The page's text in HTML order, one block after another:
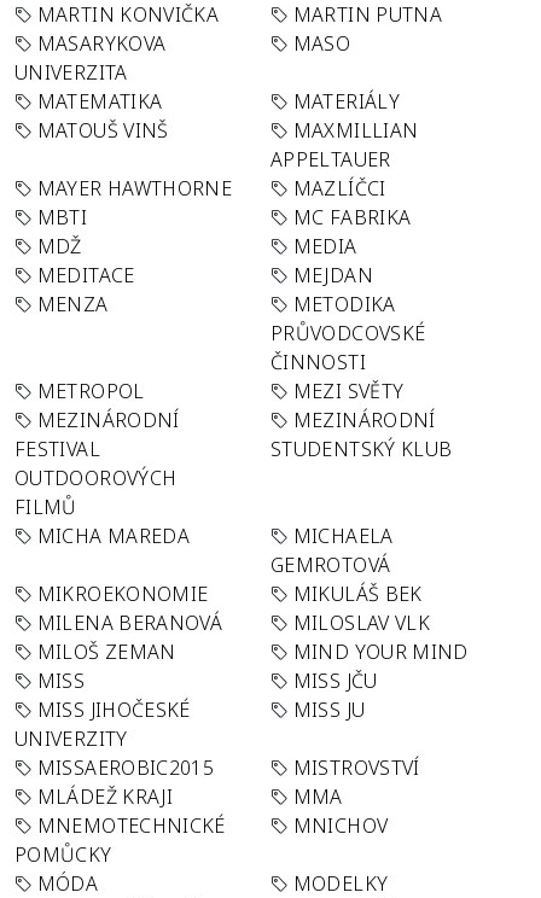
MARTIN KONVIČKA
MARTIN PUTNA
MASARYKOVA
UNIVERZITA
MASO
MATEMATIKA
MATERIÁLY
MATOUŠ VINŠ
MAXMILLIAN
APPELTAUER
MAYER HAWTHORNE
MAZLÍČCI
MBTI
MC FABRIKA
MDŽ
MEDIA
MEDITACE
MEJDAN
MENZA
METODIKA
PRŮVODCOVSKÉ
ČINNOSTI
METROPOL
MEZI SVĚTY
MEZINÁRODNÍ
FESTIVAL
OUTDOOROVÝCH
FILMŮ
MEZINÁRODNÍ
STUDENTSKÝ KLUB
MICHA MAREDA
MICHAELA
GEMROTOVÁ
MIKROEKONOMIE
MIKULÁŠ BEK
MILENA BERANOVÁ
MILOSLAV VLK
MILOŠ ZEMAN
MIND YOUR MIND
MISS
MISS JČU
MISS JIHOČESKÉ
UNIVERZITY
MISS JU
MISSAEROBIC2015
MISTROVSTVÍ
MLÁDEŽ KRAJI
MMA
MNEMOTECHNICKÉ
POMŮCKY
MNICHOV
MÓDA
MODELKY